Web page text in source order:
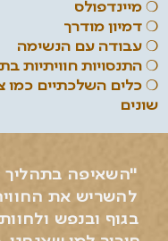
❍ מיינדפולס
❍ דמיון מודרך
❍ עבודה עם הנשימה
❍ התנסויות חוויתיות
❍ כלים השלכתיים כמו
שונים
"השאיפה בתהליך
להשריש את
בגוף ובנפש